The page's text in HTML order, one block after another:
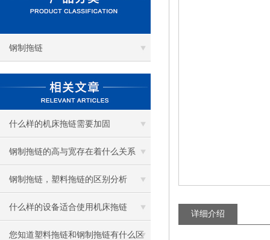
钢制拖链
什么样的机床拖链需要加固
钢制拖链的高与宽存在着什么关系
钢制拖链，塑料拖链的区别分析
什么样的设备适合使用机床拖链
您知道塑料拖链和钢制拖链有什么区
详细介绍